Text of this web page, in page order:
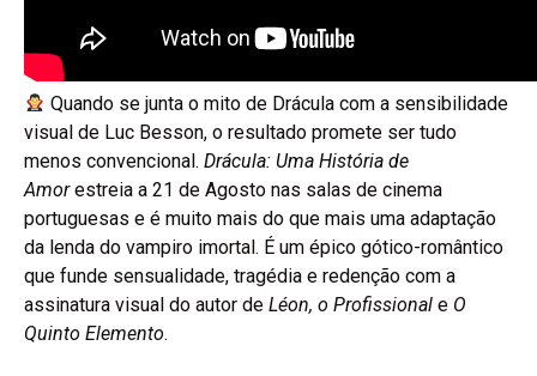
Quando se junta o mito de Drácula com a sensibilidade
visual de Luc Besson, o resultado promete ser tudo
menos convencional. Drácula: Uma História de
Amorestreia a 21 de Agosto nas salas de cinema
portuguesas e é muito mais do que mais uma adaptação
da lenda do vampiro imortal. É um épico gótico-romântico
que funde sensualidade, tragédia e redenção com a
assinatura visual do autor de Léon, o Profissional e O
Quinto Elemento.